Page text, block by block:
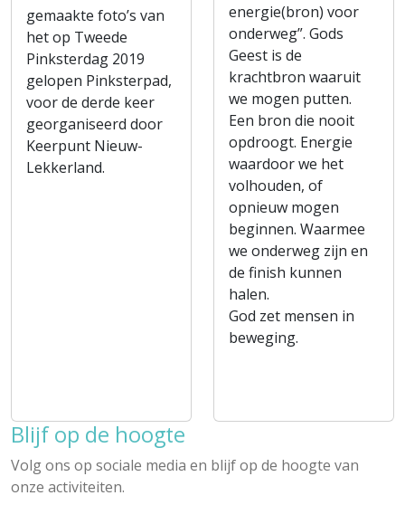
gemaakte foto’s van
het op Tweede
Pinksterdag 2019
gelopen Pinksterpad,
voor de derde keer
georganiseerd door
Keerpunt Nieuw-
Lekkerland.
energie(bron) voor
onderweg”. Gods
Geest is de
krachtbron waaruit
we mogen putten.
Een bron die nooit
opdroogt. Energie
waardoor we het
volhouden, of
opnieuw mogen
beginnen. Waarmee
we onderweg zijn en
de finish kunnen
halen.
God zet mensen in
beweging.
Blijf op de hoogte
Volg ons op sociale media en blijf op de hoogte van
onze activiteiten.